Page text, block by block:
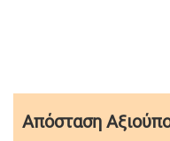
Απόσταση